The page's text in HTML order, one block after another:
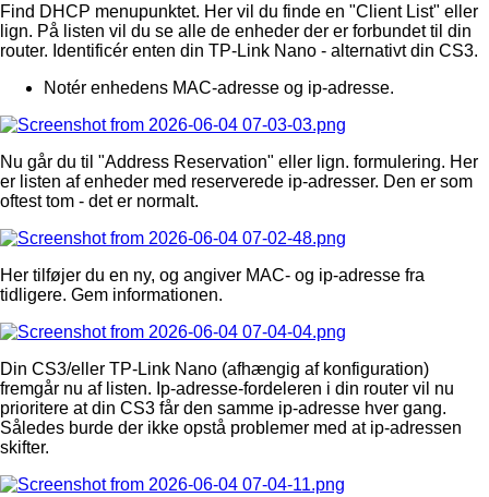
Find DHCP menupunktet. Her vil du finde en "Client List" eller
lign. På listen vil du se alle de enheder der er forbundet til din
router. Identificér enten din TP-Link Nano - alternativt din CS3.
Notér enhedens MAC-adresse og ip-adresse.
Nu går du til "Address Reservation" eller lign. formulering. Her
er listen af enheder med reserverede ip-adresser. Den er som
oftest tom - det er normalt.
Her tilføjer du en ny, og angiver MAC- og ip-adresse fra
tidligere. Gem informationen.
Din CS3/eller TP-Link Nano (afhængig af konfiguration)
fremgår nu af listen. Ip-adresse-fordeleren i din router vil nu
prioritere at din CS3 får den samme ip-adresse hver gang.
Således burde der ikke opstå problemer med at ip-adressen
skifter.